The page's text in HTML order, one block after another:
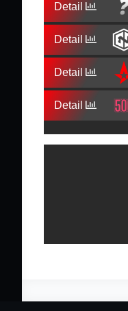
Detail
Detail
Detail
Detail